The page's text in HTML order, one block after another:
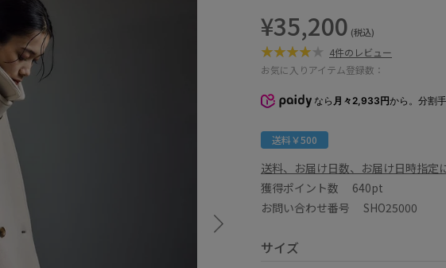
¥35,200 (税込)
4件のレビュー
お気に入りアイテム登録数：
なら 月々2,933円から。分割
送料￥500
送料、お届け日数、お届け日時指定
獲得ポイント数 640pt
お問い合わせ番号 SHO25000
サイズ